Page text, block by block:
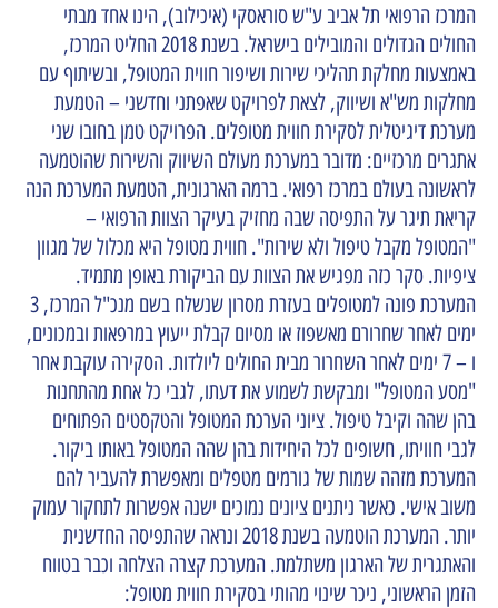
המרכז הרפואי תל אביב ע"ש סוראסקי (איכילוב), הינו אחד מבתי
החולים הגדולים והמובילים בישראל. בשנת 2018 החליט המרכז,
באמצעות מחלקת תהליכי שירות ושיפור חווית המטופל, ובשיתוף עם
מחלקות מש"א ושיווק, לצאת לפרויקט שאפתני וחדשני – הטמעת
מערכת דיגיטלית לסקירת חווית מטופלים. הפרויקט טמן בחובו שני
אתגרים מרכזיים: מדובר במערכת מעולם השיווק והשירות שהוטמעה
לראשונה בעולם במרכז רפואי. ברמה הארגונית, הטמעת המערכת הנה
קריאת תיגר על התפיסה שבה מחזיק בעיקר הצוות הרפואי –
"המטופל מקבל טיפול ולא שירות". חווית מטופל היא מכלול של מגוון
ציפיות. סקר כזה מפגיש את הצוות עם הביקורת באופן מתמיד.
המערכת פונה למטופלים בעזרת מסרון שנשלח בשם מנכ"ל המרכז, 3
ימים לאחר שחרורם מאשפוז או מסיום קבלת ייעוץ במרפאות ובמכונים,
ו – 7 ימים לאחר השחרור מבית החולים ליולדות. הסקירה עוקבת אחר
"מסע המטופל" ומבקשת לשמוע את דעתו, לגבי כל אחת מהתחנות
בהן שהה וקיבל טיפול. ציוני הערכת המטופל והטקסטים הפתוחים
לגבי חוויתו, חשופים לכל היחידות בהן שהה המטופל באותו ביקור.
המערכת מזהה שמות של גורמים מטפלים ומאפשרת להעביר להם
משוב אישי. כאשר ניתנים ציונים נמוכים ישנה אפשרות לתחקור עמוק
יותר. המערכת הוטמעה בשנת 2018 ונראה שהתפיסה החדשנית
והאתגרית של הארגון משתלמת. המערכת קצרה הצלחה וכבר בטווח
הזמן הראשוני, ניכר שינוי מהותי בסקירת חווית מטופל: